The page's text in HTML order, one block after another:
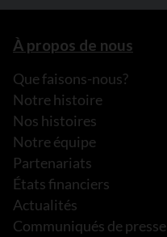
À propos de nous
Que faisons-nous?
Notre histoire
Nos histoires
Notre équipe
Partenariats
États financiers
Actualités
Communiqués de presse